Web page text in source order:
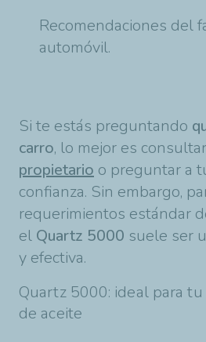
Recomendaciones del
automóvil.
Si te estás preguntando
carro, lo mejor es
propietario o preguntar a
confianza. Sin embargo,
requerimientos estándar
el Quartz 5000 suele ser
y efectiva.
Quartz 5000: ideal para
de aceite